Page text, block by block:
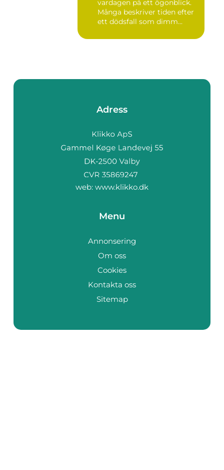
vardagen på ett ögonblick.
Många beskriver tiden efter
ett dödsfall som dimm...
Adress
web: www.klikko.dk
Menu
Annonsering
Om oss
Cookies
Kontakta oss
Sitemap